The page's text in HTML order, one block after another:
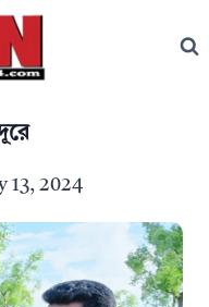
13, 2024